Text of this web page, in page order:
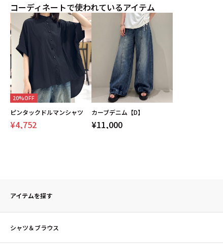
コーディネートで使われているアイテム
20%OFF
ピンタックドルマンシャツ
¥4,752
カーブデニム【D】
¥11,000
アイテムを探す
シャツ＆ブラウス